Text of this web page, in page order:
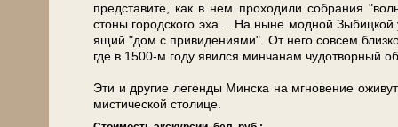
представите, как в нем про­хо­ди­ли со­бра­ния
стоны го­род­ско­го эха… На ны­не модной
я­щий "дом с привидениями". От не­го со­всем
где в 1500-м го­ду явился минчанам чу­до­твор­ный
Эти и дру­гие ле­ген­ды Мин­ска на мгно­ве­ние
мистической сто­ли­це.